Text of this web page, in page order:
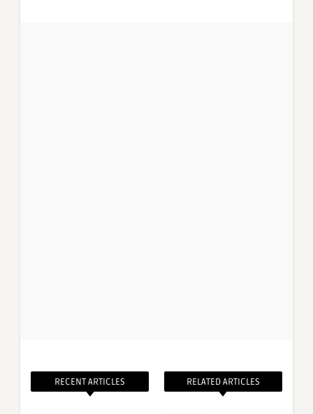
RECENT ARTICLES RELATED ARTICLES